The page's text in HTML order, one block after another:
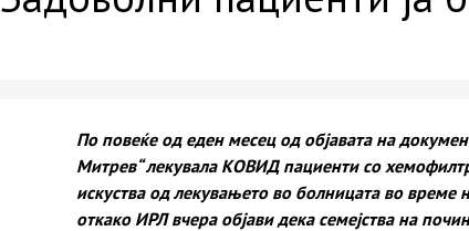
По повеќе од еден месец од објавата на
Митрев“ лекувала КОВИД пациенти со
искуства од лекувањето во болницата во време
откако ИРЛ вчера објави дека семејства на